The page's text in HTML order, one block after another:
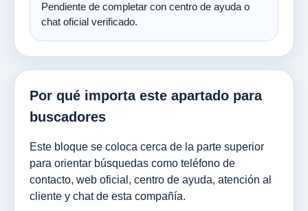
Pendiente de completar con centro de ayuda o
chat oficial verificado.
Por qué importa este apartado para
buscadores
Este bloque se coloca cerca de la parte superior
para orientar búsquedas como teléfono de
contacto, web oficial, centro de ayuda, atención al
cliente y chat de esta compañía.